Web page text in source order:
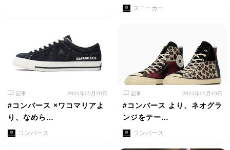
スニーカー
記事 2025年05月20日
#コンバース ×ワコマリアよ
り、なめら…
コンバース
記事 2025年05月19日
#コンバース より、ネオグラ
ンジをテー…
コンバース